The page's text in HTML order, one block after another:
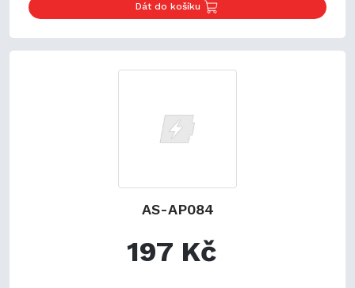
Dát do košíku
AS-AP084
197 Kč